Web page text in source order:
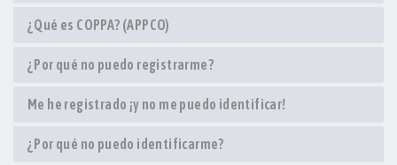
¿Qué es COPPA? (APPCO)
¿Por qué no puedo registrarme?
Me he registrado ¡y no me puedo identificar!
¿Por qué no puedo identificarme?